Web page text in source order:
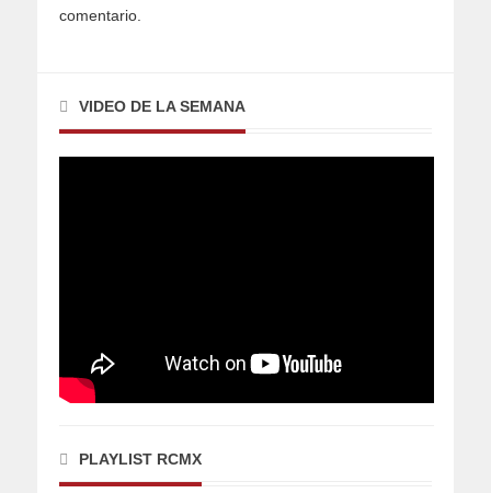
comentario.
VIDEO DE LA SEMANA
PLAYLIST RCMX